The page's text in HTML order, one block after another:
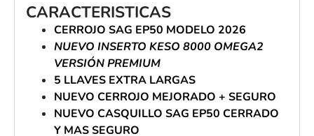
CARACTERISTICAS
CERROJO SAG EP50 MODELO 2026
NUEVO INSERTO KESO 8000 OMEGA2
VERSIÓN PREMIUM
5 LLAVES EXTRA LARGAS
NUEVO CERROJO MEJORADO + SEGURO
NUEVO CASQUILLO SAG EP50 CERRADO
Y MAS SEGURO